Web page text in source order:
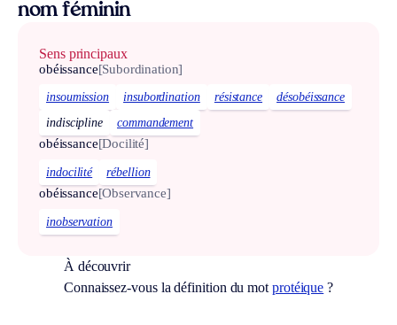
nom féminin
Sens principaux
obéissance[Subordination]
insoumission insubordination résistance
désobéissance
indiscipline
commandement
obéissance[Docilité]
indocilité rébellion
obéissance[Observance]
inobservation
À découvrir
Connaissez-vous la définition du mot protéique ?